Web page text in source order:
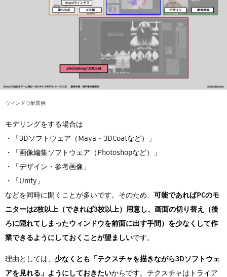
ウィンドウ配置例
モデリングをする場合は
・「3Dソフトウェア（Maya・3DCoatなど）」
・「画像編集ソフトウェア（Photoshopなど）」
・「デザイン・参考画像」
・「Unity」
などを同時に開くことが多いです。そのため、 可能であればPCのモ
ニターは2枚以上（できれば3枚以上）用意し、画面の切り替え（後
ろに隠れてしまったウィンドウを前面に出す手間）を少なくして作
業できるようにしておくことが望ましいです。
理由としては、 少なくとも「テクスチャを描きながら3Dソフトウェ
アを見れる」ようにしておきたいからです。テクスチャはトライア